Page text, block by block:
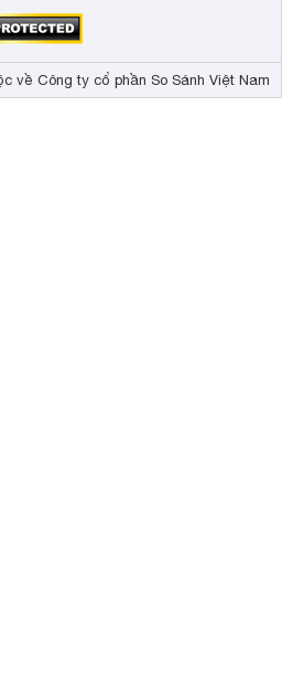
về Công ty cổ phần So Sánh Việt Nam